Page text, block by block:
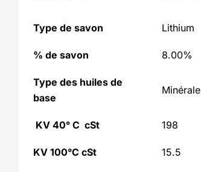
Type de savon Lithium
% de savon 8.00%
Type des huiles de
base
Minérale
KV 40° C cSt 198
KV 100°C cSt 15.5